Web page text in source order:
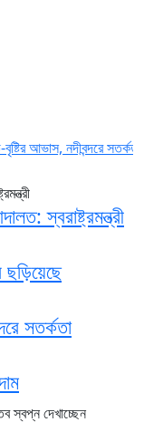
নদীবন্দরে সতর্কতা
স্বরাষ্ট্রমন্ত্রী
ছড়িয়েছে
সতর্কতা